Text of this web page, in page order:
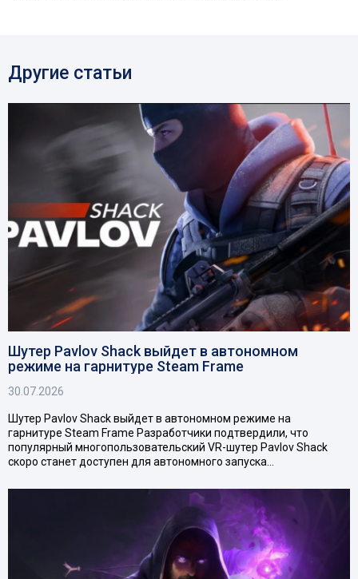
Другие статьи
Шутер Pavlov Shack выйдет в автономном
режиме на гарнитуре Steam Frame
30.07.2026
Шутер Pavlov Shack выйдет в автономном режиме на
гарнитуре Steam Frame Разработчики подтвердили, что
популярный многопользовательский VR-шутер Pavlov Shack
скоро станет доступен для автономного запуска…